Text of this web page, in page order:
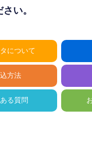
い。
について
方法
る質問